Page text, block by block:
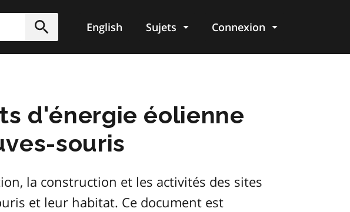
Soumettre
English Sujets Connexion
d'énergie éolienne
souris
la construction et les activités des sites
et leur habitat. Ce document est